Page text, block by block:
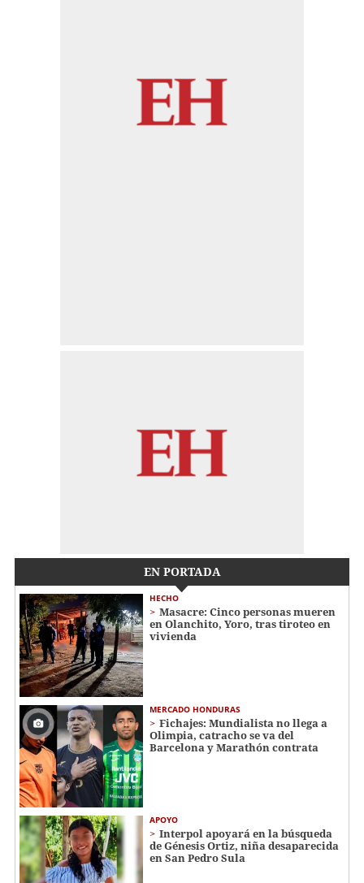
EN PORTADA
HECHO
Masacre: Cinco personas mueren
en Olanchito, Yoro, tras tiroteo en
vivienda
MERCADO HONDURAS
Fichajes: Mundialista no llega a
Olimpia, catracho se va del
Barcelona y Marathón contrata
APOYO
Interpol apoyará en la búsqueda
de Génesis Ortiz, niña desaparecida
en San Pedro Sula